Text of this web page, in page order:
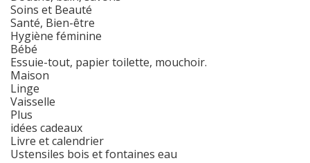
Soins et Beauté
Santé, Bien-être
Hygiène féminine
Bébé
Essuie-tout, papier toilette, mouchoir.
Maison
Linge
Vaisselle
Plus
idées cadeaux
Livre et calendrier
Ustensiles bois et fontaines eau